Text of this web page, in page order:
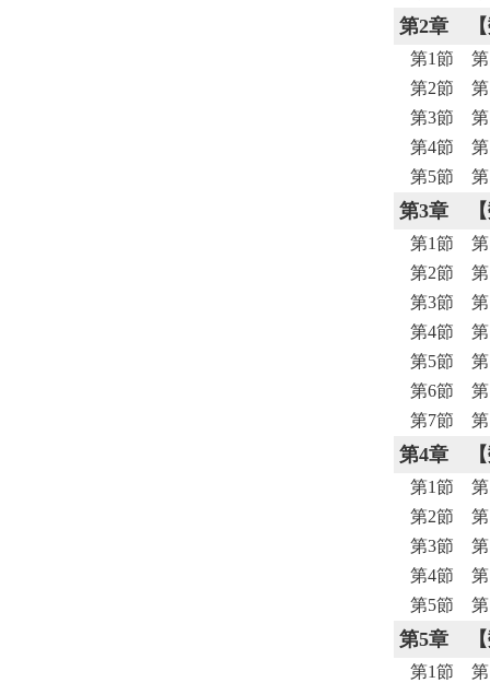
第2章
第1節 第
第2節 第
第3節 第
第4節 第
第5節 第
第3章
第1節 第
第2節 第
第3節 第
第4節 第
第5節 第
第6節 第
第7節 第
第4章
第1節 第
第2節 第
第3節 第
第4節 第
第5節 第
第5章
第1節 第